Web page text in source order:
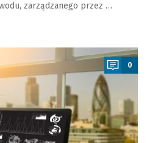
zarządzanego przez …
0